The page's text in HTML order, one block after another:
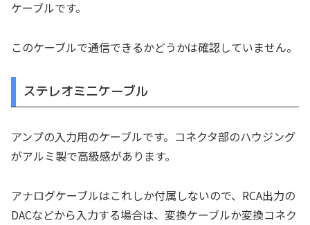
ケーブルです。
このケーブルで通信できるかどうかは確認していません。
ステレオミニケーブル
アンプの入力用のケーブルです。コネクタ部のハウジング
がアルミ製で高級感があります。
アナログケーブルはこれしか付属しないので、RCA出力の
DACなどから入力する場合は、変換ケーブルか変換コネク